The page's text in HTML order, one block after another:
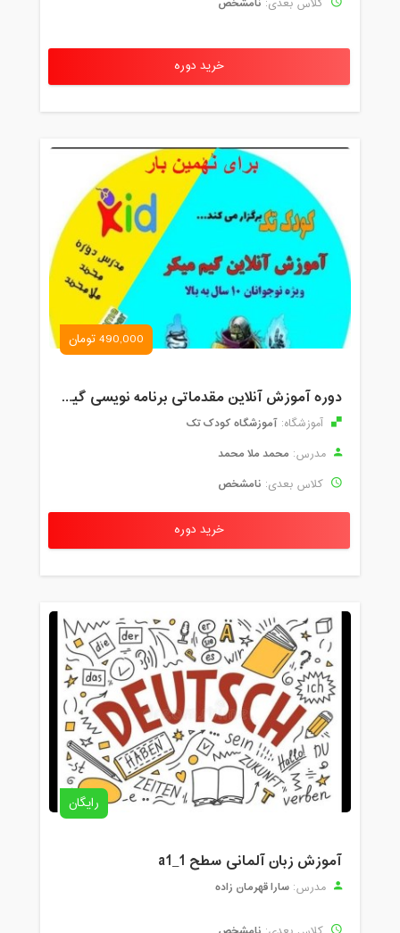
خرید دوره
490,000 تومان
دوره آموزش آنلاین مقدماتی برنامه نویسی گیم میکر کودک و نوجوان (برای نهمین بار) کودک تک
آموزشگاه: آموزشگاه کودک تک
مدرس: محمد ملا محمد
کلاس بعدی: نامشخص
خرید دوره
رایگان
آموزش زبان آلمانی سطح a1_1
مدرس: سارا قهرمان زاده